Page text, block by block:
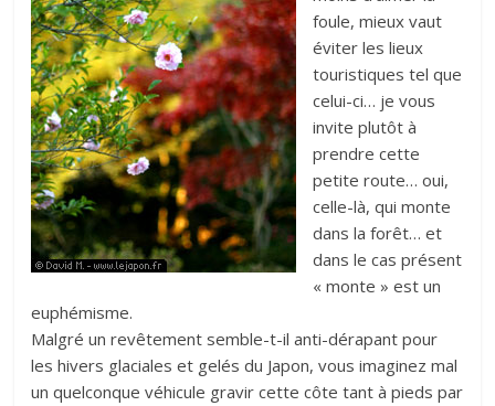
foule, mieux vaut
éviter les lieux
touristiques tel que
celui-ci… je vous
invite plutôt à
prendre cette
petite route… oui,
celle-là, qui monte
dans la forêt… et
dans le cas présent
« monte » est un
euphémisme.
Malgré un revêtement semble-t-il anti-dérapant pour
les hivers glaciales et gelés du Japon, vous imaginez mal
un quelconque véhicule gravir cette côte tant à pieds par